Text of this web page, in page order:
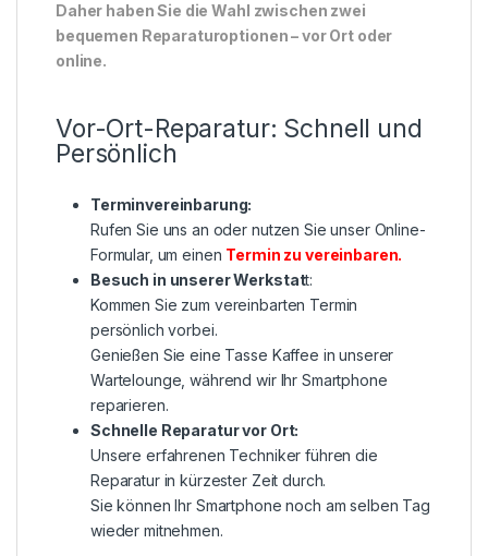
Daher haben Sie die Wahl zwischen zwei
bequemen Reparaturoptionen – vor Ort oder
online.
Vor-Ort-Reparatur: Schnell und
Persönlich
Terminvereinbarung:
Rufen Sie uns an oder nutzen Sie unser Online-
Formular, um einen Termin zu vereinbaren.
Besuch in unserer Werkstatt:
Kommen Sie zum vereinbarten Termin
persönlich vorbei.
Genießen Sie eine Tasse Kaffee in unserer
Wartelounge, während wir Ihr Smartphone
reparieren.
Schnelle Reparatur vor Ort:
Unsere erfahrenen Techniker führen die
Reparatur in kürzester Zeit durch.
Sie können Ihr Smartphone noch am selben Tag
wieder mitnehmen.